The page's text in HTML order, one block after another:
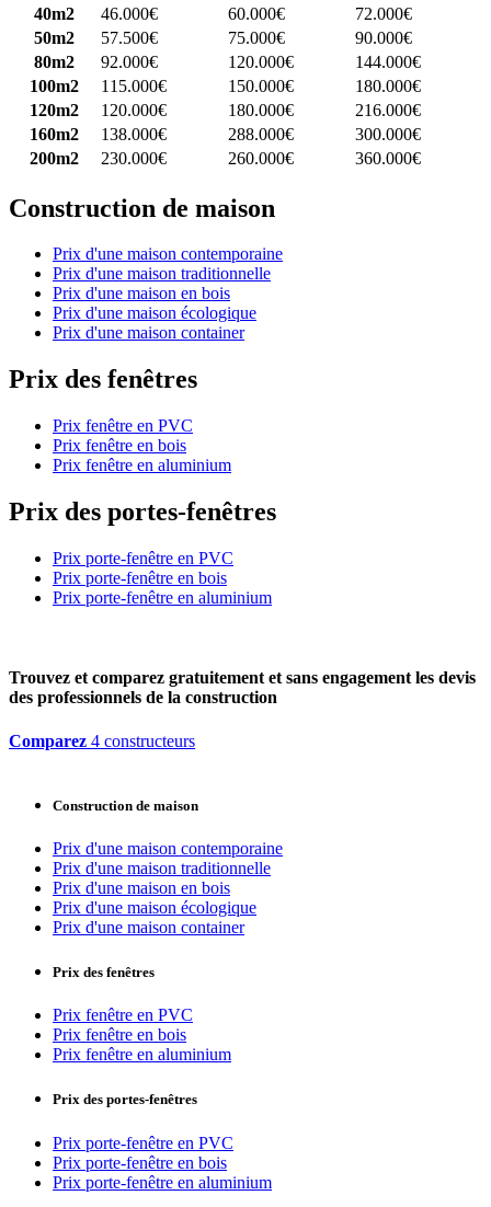
40m2
46.000€ 60.000€
72.000€
50m2
57.500€ 75.000€
90.000€
80m2
92.000€ 120.000€
144.000€
100m2
115.000€ 150.000€
180.000€
120m2
120.000€ 180.000€
216.000€
160m2
138.000€ 288.000€
300.000€
200m2
230.000€ 260.000€ 360.000€
Construction de maison
Prix d'une maison contemporaine
Prix d'une maison traditionnelle
Prix d'une maison en bois
Prix d'une maison écologique
Prix d'une maison container
Prix des fenêtres
Prix fenêtre en PVC
Prix fenêtre en bois
Prix fenêtre en aluminium
Prix des portes-fenêtres
Prix porte-fenêtre en PVC
Prix porte-fenêtre en bois
Prix porte-fenêtre en aluminium
Trouvez et comparez gratuitement et sans engagement les devis
des professionnels de la construction
Comparez 4 constructeurs
Construction de maison
Prix d'une maison contemporaine
Prix d'une maison traditionnelle
Prix d'une maison en bois
Prix d'une maison écologique
Prix d'une maison container
Prix des fenêtres
Prix fenêtre en PVC
Prix fenêtre en bois
Prix fenêtre en aluminium
Prix des portes-fenêtres
Prix porte-fenêtre en PVC
Prix porte-fenêtre en bois
Prix porte-fenêtre en aluminium